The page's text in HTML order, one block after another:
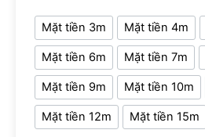
Mặt tiền 3m Mặt tiền 4m
Mặt tiền 6m Mặt tiền 7m
Mặt tiền 9m Mặt tiền 10m
Mặt tiền 12m Mặt tiền 15m